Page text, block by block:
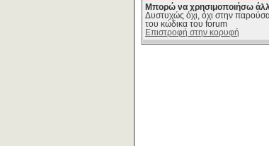
Μπορώ να χρησιμοποιήσω
Δυστυχώς όχι, όχι στην
του κώδικα του forum
Επιστροφή στην κορυφή